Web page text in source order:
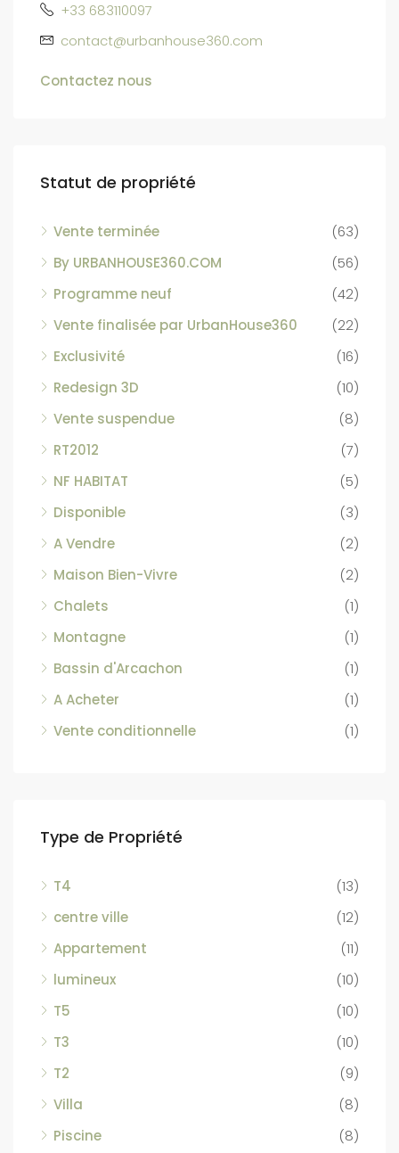
+33 683110097
contact@urbanhouse360.com
Contactez nous
Statut de propriété
Vente terminée
(63)
By URBANHOUSE360.COM
(56)
Programme neuf
(42)
Vente finalisée par UrbanHouse360
(22)
Exclusivité
(16)
Redesign 3D
(10)
Vente suspendue
(8)
RT2012
(7)
NF HABITAT
(5)
Disponible
(3)
A Vendre
(2)
Maison Bien-Vivre
(2)
Chalets
(1)
Montagne
(1)
Bassin d'Arcachon
(1)
A Acheter
(1)
Vente conditionnelle
(1)
Type de Propriété
T4
(13)
centre ville
(12)
Appartement
(11)
lumineux
(10)
T5
(10)
T3
(10)
T2
(9)
Villa
(8)
Piscine
(8)